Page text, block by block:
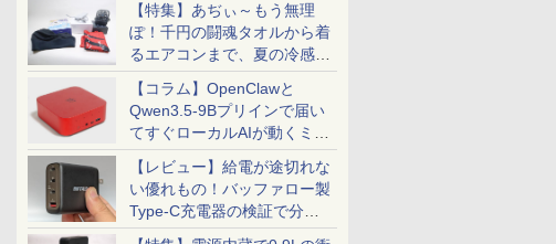
【特集】あぢぃ～もう無理
ぽ！千円の闘魂タオルから着
るエアコンまで、夏の冷感グ
ッズ一挙紹介
【コラム】OpenClawと
Qwen3.5-9Bプリインで届い
てすぐローカルAIが動くミニ
PC「SER9 Pro」
【レビュー】給電が途切れな
い優れもの！バッファロー製
Type-C充電器の検証で分か
ったこと